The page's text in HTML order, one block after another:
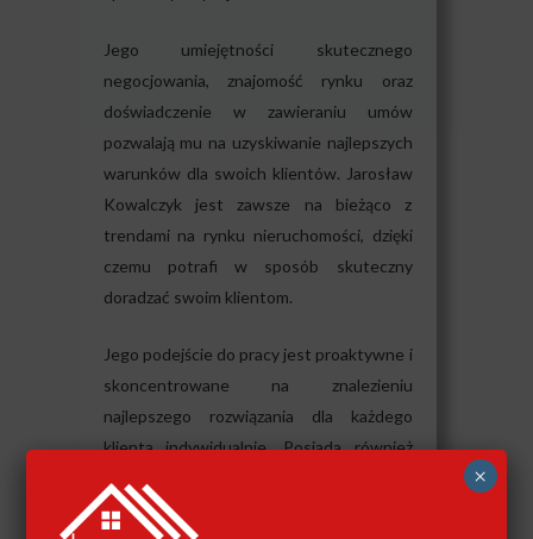
Jego umiejętności skutecznego
negocjowania, znajomość rynku oraz
doświadczenie w zawieraniu umów
pozwalają mu na uzyskiwanie najlepszych
warunków dla swoich klientów. Jarosław
Kowalczyk jest zawsze na bieżąco z
trendami na rynku nieruchomości, dzięki
czemu potrafi w sposób skuteczny
doradzać swoim klientom.
Jego podejście do pracy jest proaktywne i
skoncentrowane na znalezieniu
najlepszego rozwiązania dla każdego
klienta indywidualnie. Posiada również
wymogów prawnych związanych z
×